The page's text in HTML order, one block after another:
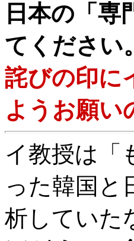
日本の「専
てください
詫びの印に
ようお願い
イ教授は「
った韓国と
析していた